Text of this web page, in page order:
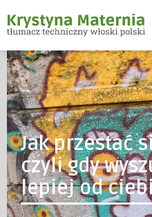
Jak przestać
czyli gdy
lepiej od